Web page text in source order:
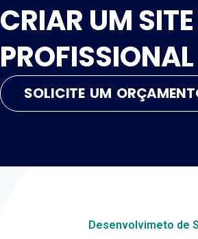
CRIAR UM SITE
PROFISSIONAL
SOLICITE UM
Desenvolvimeto de